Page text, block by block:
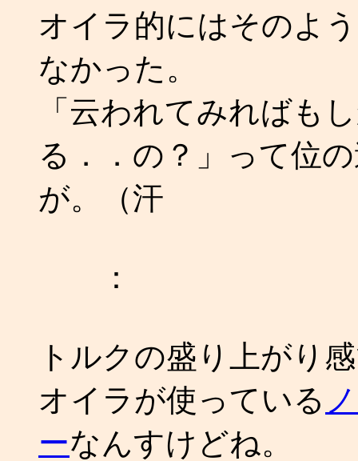
オイラ的にはそのよ
なかった。
「云われてみればも
る．．の？」って位
が。（汗
：
トルクの盛り上がり
オイラが使っている
ーなんすけどね。